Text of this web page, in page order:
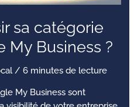
sa catégorie
My Business ?
/6 minutes de lecture
My Business sont